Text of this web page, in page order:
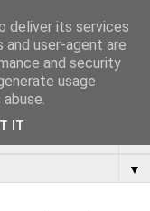
▼
deliver its services
and user-agent are
and security
usage
IT